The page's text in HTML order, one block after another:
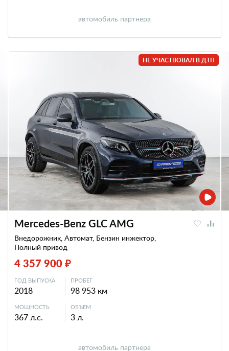
автомобиль партнера
НЕ УЧАСТВОВАЛ В ДТП
Mercedes-Benz GLC AMG
Внедорожник, Автомат, Бензин инжектор,
Полный привод
4 357 900 ₽
ГОД ВЫПУСКА
2018
ПРОБЕГ
98 953 км
МОЩНОСТЬ
367 л.с.
ОБЪЕМ
3 л.
автомобиль партнера